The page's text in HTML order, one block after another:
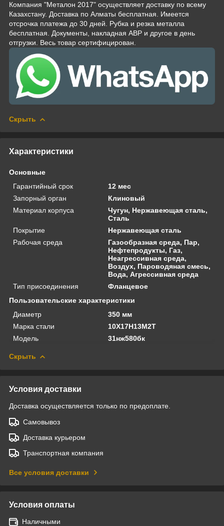
Компания "Металон 2017" осуществляет доставку по всему
Казахстану. Доставка по Алматы бесплатная. Имеется
отсрочка платежа до 30 дней. Рубка и резка металла
бесплатная. Документы, накладная АВР и другое в день
отгрузки. Весь товар сертифицирован.
Скрыть
Характеристики
Основные
Гарантийный срок
12 мес
Запорный орган
Клиновый
Материал корпуса
Чугун, Нержавеющая сталь,
Сталь
Покрытие
Нержавеющая сталь
Рабочая среда
Газообразная среда, Пар,
Нефтепродукты, Газ,
Неагрессивная среда,
Воздух, Пароводяная смесь,
Вода, Агрессивная среда
Тип присоединения
Фланцевое
Пользовательские характеристики
Диаметр
350 мм
Марка стали
10Х17Н13М2Т
Модель
31нж580бк
Скрыть
Условия доставки
Доставка осуществляется только по предоплате.
Самовывоз
Доставка курьером
Транспортная компания
Все условия доставки
Условия оплаты
Наличными